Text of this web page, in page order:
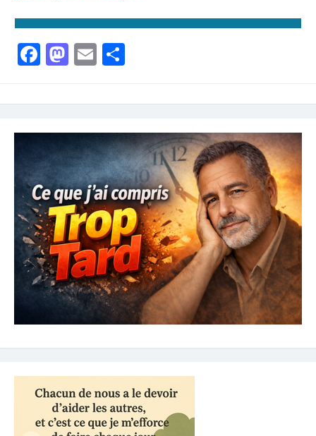
Facebook
Mastodon
Email